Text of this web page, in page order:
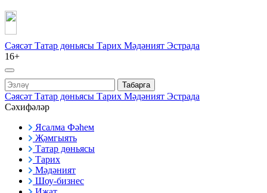
Сәясәт Татар дөньясы Тарих Мәдәният Эстрада
16+
Табарга
Сәясәт Татар дөньясы Тарих Мәдәният Эстрада
Сәхифәләр
Ясалма Фәһем
Җәмгыять
Татар дөньясы
Тарих
Мәдәният
Шоу-бизнес